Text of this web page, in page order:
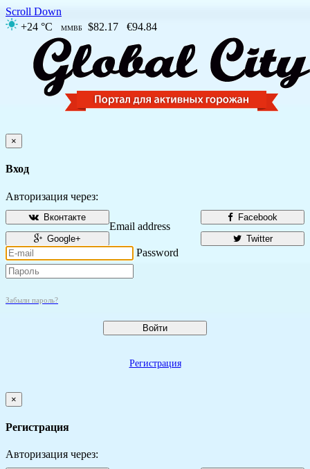
Scroll Down
+24 °C
ММВБ $82.17 €94.84
×
Вход
Авторизация через:
Facebook
Вконтакте
Twitter
Google+
Email address
Password
Забыли пароль?
Войти
Регистрация
×
Регистрация
Авторизация через: